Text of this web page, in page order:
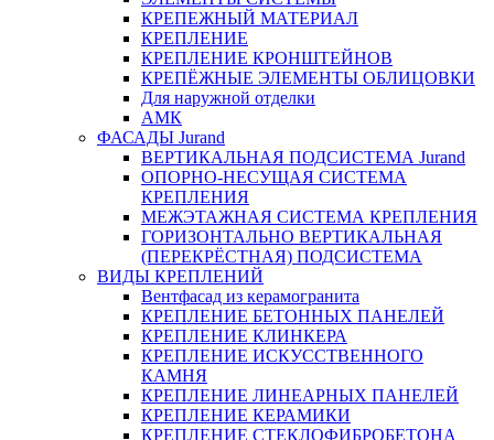
КРЕПЕЖНЫЙ МАТЕРИАЛ
КРЕПЛЕНИЕ
КРЕПЛЕНИЕ КРОНШТЕЙНОВ
КРЕПЁЖНЫЕ ЭЛЕМЕНТЫ ОБЛИЦОВКИ
Для наружной отделки
АМК
ФАСАДЫ Jurand
ВЕРТИКАЛЬНАЯ ПОДСИСТЕМА Jurand
ОПОРНО-НЕСУЩАЯ СИСТЕМА
КРЕПЛЕНИЯ
МЕЖЭТАЖНАЯ СИСТЕМА КРЕПЛЕНИЯ
ГОРИЗОНТАЛЬНО ВЕРТИКАЛЬНАЯ
(ПЕРЕКРЁСТНАЯ) ПОДСИСТЕМА
ВИДЫ КРЕПЛЕНИЙ
Вентфасад из керамогранита
КРЕПЛЕНИЕ БЕТОННЫХ ПАНЕЛЕЙ
КРЕПЛЕНИЕ КЛИНКЕРА
КРЕПЛЕНИЕ ИСКУССТВЕННОГО
КАМНЯ
КРЕПЛЕНИЕ ЛИНЕАРНЫХ ПАНЕЛЕЙ
КРЕПЛЕНИЕ КЕРАМИКИ
КРЕПЛЕНИЕ СТЕКЛОФИБРОБЕТОНА